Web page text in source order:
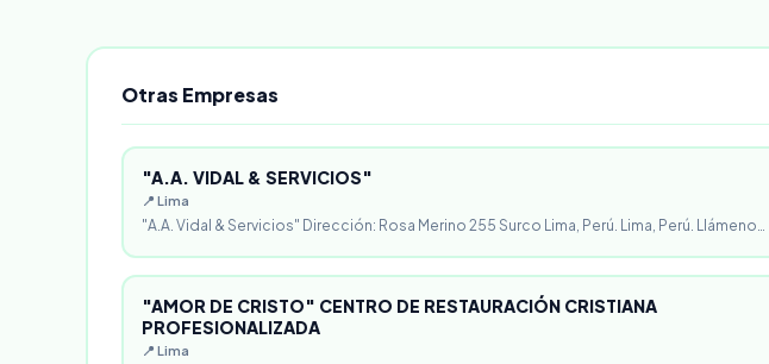
Otras Empresas
"A.A. VIDAL & SERVICIOS"
📍 Lima
"A.A. Vidal & Servicios" Dirección: Rosa Merino 255 Surco Lima, Perú. Lima, Perú. Llámeno…
"AMOR DE CRISTO" CENTRO DE RESTAURACIÓN CRISTIANA
PROFESIONALIZADA
📍 Lima